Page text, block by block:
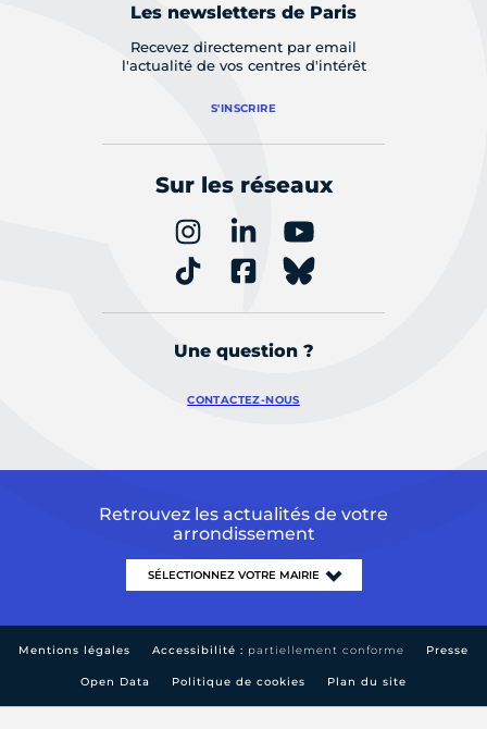
Les newsletters de Paris
Recevez directement par email
l'actualité de vos centres d'intérêt
S'INSCRIRE
Sur les réseaux
Une question ?
CONTACTEZ-NOUS
Retrouvez les actualités de votre
arrondissement
Mentions légales Accessibilité : partiellement conforme Presse
Open Data Politique de cookies Plan du site